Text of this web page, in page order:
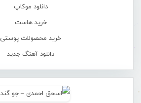
دانلود موکاپ
خرید هاست
خرید محصولات پوستی
دانلود آهنگ جدید